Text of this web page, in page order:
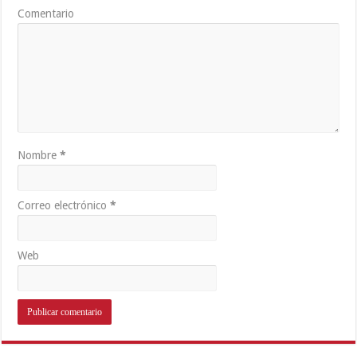
Comentario
Nombre*
Correo electrónico*
Web